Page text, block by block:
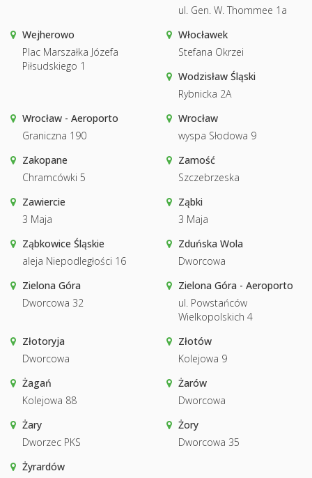
ul. Gen. W. Thommee 1a
Wejherowo
Plac Marszałka Józefa
Piłsudskiego 1
Włocławek
Stefana Okrzei
Wodzisław Śląski
Rybnicka 2A
Wrocław - Aeroporto
Graniczna 190
Wrocław
wyspa Słodowa 9
Zakopane
Chramcówki 5
Zamość
Szczebrzeska
Zawiercie
3 Maja
Ząbki
3 Maja
Ząbkowice Śląskie
aleja Niepodległości 16
Zduńska Wola
Dworcowa
Zielona Góra
Dworcowa 32
Zielona Góra - Aeroporto
ul. Powstańców
Wielkopolskich 4
Złotoryja
Dworcowa
Złotów
Kolejowa 9
Żagań
Kolejowa 88
Żarów
Dworcowa
Żary
Dworzec PKS
Żory
Dworcowa 35
Żyrardów